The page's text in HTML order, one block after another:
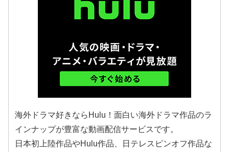
海外ドラマ好きならHulu！面白い海外ドラマ作品のラ
インナップが豊富な動画配信サービスです。
日本初上陸作品やHulu作品、日テレスピンオフ作品な